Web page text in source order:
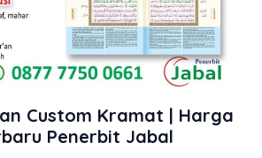
Custom Kramat | Harga
Penerbit Jabal